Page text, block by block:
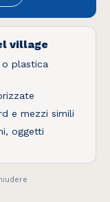
migliorare
i cookie o
village
plastica
e mezzi simili
oggetti